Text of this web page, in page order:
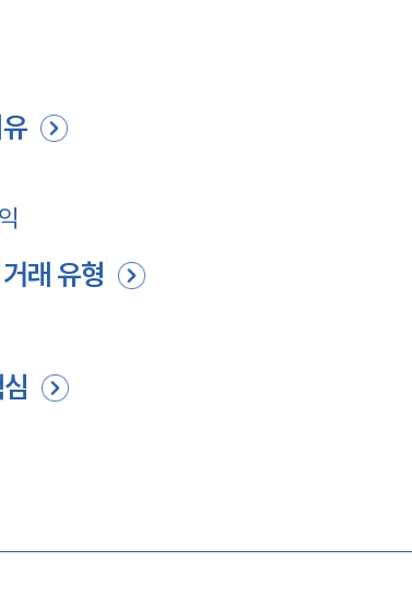
래 유형